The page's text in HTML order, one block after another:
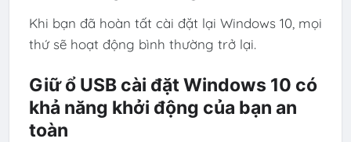
Khi bạn đã hoàn tất cài đặt lại Windows 10, mọi
thứ sẽ hoạt động bình thường trở lại.
Giữ ổ USB cài đặt Windows 10 có
khả năng khởi động của bạn an
toàn